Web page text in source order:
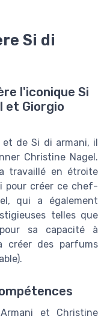
Si di
l'iconique Si
et Giorgio
et de Si di armani, il
Christine Nagel.
travaillé en étroite
pour créer ce chef-
qui a également
telles que
sa capacité à
créer des parfums
et Christine